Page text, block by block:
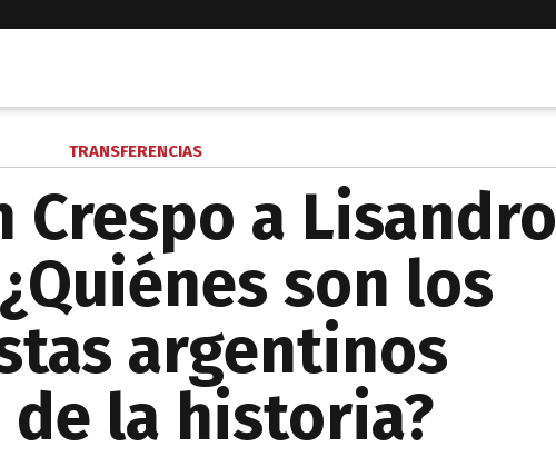
TRANSFERENCIAS
Crespo a Lisandro
son los
argentinos
de la historia?